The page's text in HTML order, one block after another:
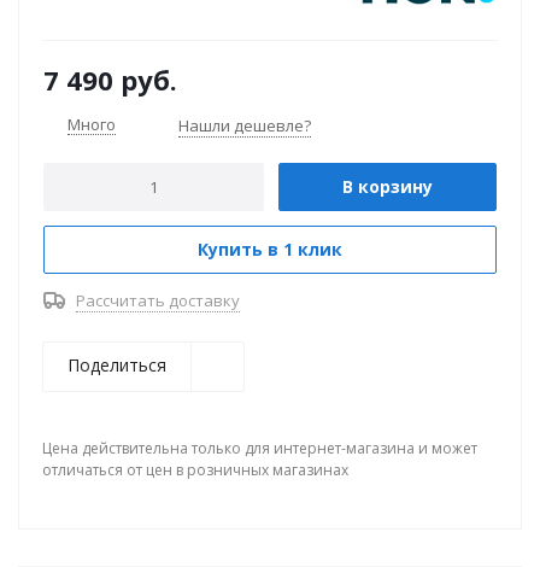
7 490 руб.
Много Нашли дешевле?
В корзину
Купить в 1 клик
Рассчитать доставку
Поделиться
Цена действительна только для интернет-магазина и может
отличаться от цен в розничных магазинах